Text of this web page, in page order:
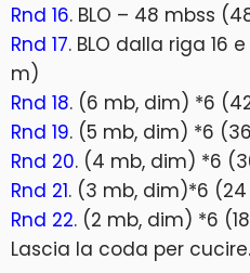
Rnd 16. BLO – 48 mbss
Rnd 17. BLO dalla riga 16
m)
Rnd 18. (6 mb, dim) *6
Rnd 19. (5 mb, dim) *6
Rnd 20. (4 mb, dim) *6
Rnd 21. (3 mb, dim)*6
Rnd 22. (2 mb, dim) *6
Lascia la coda per cucire.